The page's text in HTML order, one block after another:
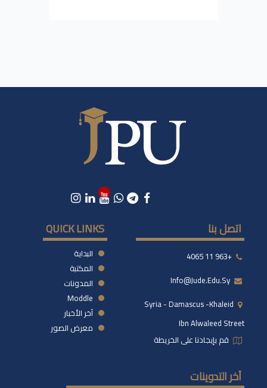
اتصل بنا
+963 11 4065
Syria - Damascus -khaleid
Ibn Alwaleed Street
قم بإيجادنا على الخريطة
QUICK LINKS
البداية
المكتبة
المدونات
Moddle
آخر الأخبار
معرض الصور
آخر التدوينات